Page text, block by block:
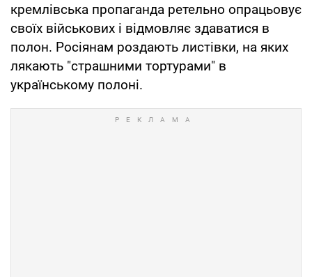
кремлівська пропаганда ретельно опрацьовує
своїх військових і відмовляє здаватися в
полон. Росіянам роздають листівки, на яких
лякають "страшними тортурами" в
українському полоні.